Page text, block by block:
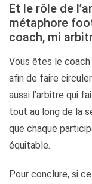
Et le rôle de
métaphore
coach, mi
Vous êtes le
afin de faire
aussi l’arbitre qui
tout au long de la
que chaque
équitable.
Pour conclure, si